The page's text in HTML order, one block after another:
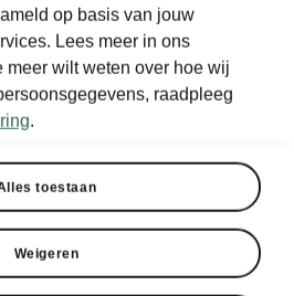
op basis van jouw
Lees meer in ons
meer wilt weten over hoe wij
raadpleeg
.
toestaan
Weigeren